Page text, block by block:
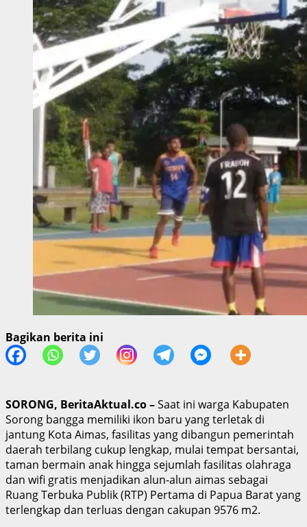
Bagikan berita ini
SORONG, BeritaAktual.co –Saat ini warga Kabupaten
Sorong bangga memiliki ikon baru yang terletak di
jantung Kota Aimas, fasilitas yang dibangun pemerintah
daerah terbilang cukup lengkap, mulai tempat bersantai,
taman bermain anak hingga sejumlah fasilitas olahraga
dan wifi gratis menjadikan alun-alun aimas sebagai
Ruang Terbuka Publik (RTP) Pertama di Papua Barat yang
terlengkap dan terluas dengan cakupan 9576 m2.